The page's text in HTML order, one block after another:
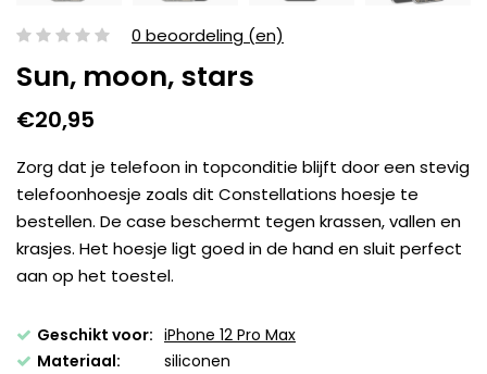
0 beoordeling (en)
Sun, moon, stars
€20,95
Zorg dat je telefoon in topconditie blijft door een stevig
telefoonhoesje zoals dit Constellations hoesje te
bestellen. De case beschermt tegen krassen, vallen en
krasjes. Het hoesje ligt goed in de hand en sluit perfect
aan op het toestel.
Geschikt voor: iPhone 12 Pro Max
Materiaal:
siliconen